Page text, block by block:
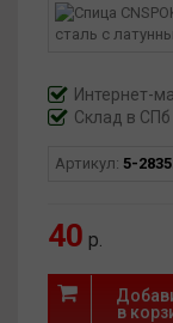
Интернет-
Склад в СПб
Артикул: 5-
40 р.
в